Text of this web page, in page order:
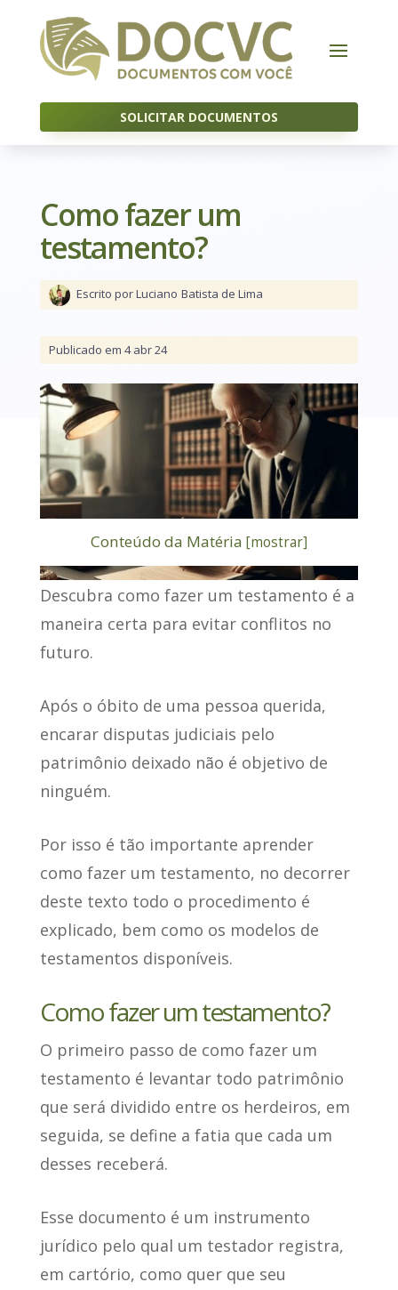
SOLICITAR DOCUMENTOS
Como fazer um
testamento?
Escrito por Luciano Batista de Lima
Publicado em 4 abr 24
Conteúdo da Matéria [mostrar]
Descubra como fazer um testamento é a
maneira certa para evitar conflitos no
futuro.
Após o óbito de uma pessoa querida,
encarar disputas judiciais pelo
patrimônio deixado não é objetivo de
ninguém.
Por isso é tão importante aprender
como fazer um testamento, no decorrer
deste texto todo o procedimento é
explicado, bem como os modelos de
testamentos disponíveis.
Como fazer um testamento?
O primeiro passo de como fazer um
testamento é levantar todo patrimônio
que será dividido entre os herdeiros, em
seguida, se define a fatia que cada um
desses receberá.
Esse documento é um instrumento
jurídico pelo qual um testador registra,
em cartório, como quer que seu